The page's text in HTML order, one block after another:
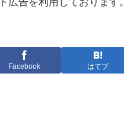
Facebook はてブ